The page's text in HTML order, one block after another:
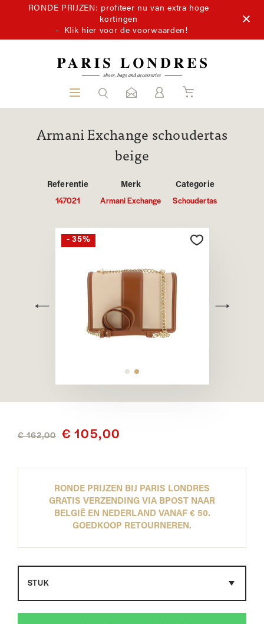
RONDE PRIJZEN: profiteer nu van extra hoge
kortingen
- Klik hier voor de voorwaarden!
Armani Exchange schoudertas
beige
Referentie
147021
Merk
Armani Exchange
Categorie
Schoudertas
- 35%
€ 162,00 € 105,00
RONDE PRIJZEN BIJ PARIS LONDRES
GRATIS VERZENDING VIA BPOST NAAR
BELGIË EN NEDERLAND VANAF € 50.
GOEDKOOP RETOURNEREN.